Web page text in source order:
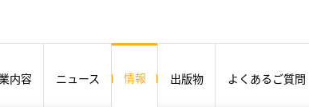
内容 ニュース 情報 出版物 よくあるご質問